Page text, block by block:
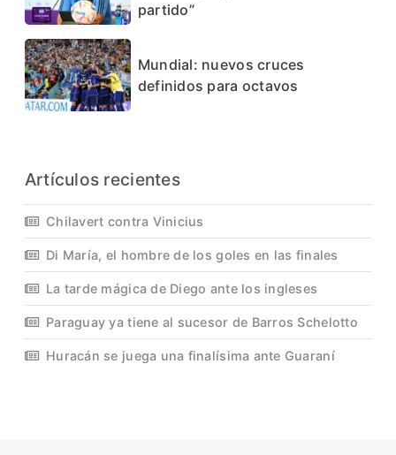
partido”
Mundial: nuevos cruces
definidos para octavos
Artículos recientes
Chilavert contra Vinicius
Di María, el hombre de los goles en las finales
La tarde mágica de Diego ante los ingleses
Paraguay ya tiene al sucesor de Barros Schelotto
Huracán se juega una finalísima ante Guaraní